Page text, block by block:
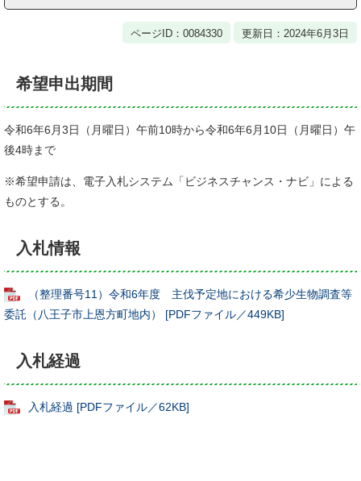
ページID：0084330 更新日：2024年6月3日
希望申出期間
令和6年6月3日（月曜日）午前10時から令和6年6月10日（月曜日）午
後4時まで
※希望申請は、電子入札システム「ビジネスチャンス・ナビ」による
ものとする。
入札情報
（整理番号11）令和6年度 主伐予定地における希少生物調査等
委託（八王子市上恩方町地内） [PDFファイル／449KB]
入札経過
入札経過 [PDFファイル／62KB]